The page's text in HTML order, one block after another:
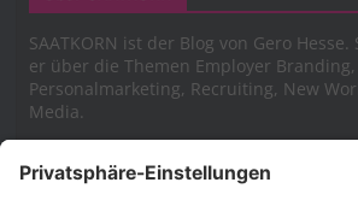
SAATKORN ist der Blog von Gero
er über die Themen Employer Branding,
Personalmarketing, Recruiting, New
Media.